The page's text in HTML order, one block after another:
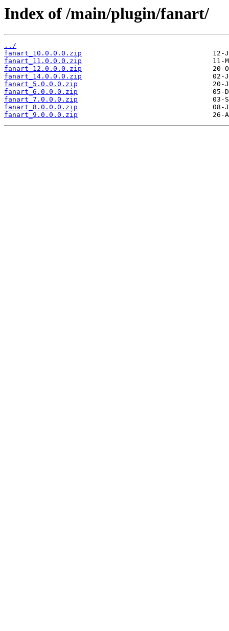
Index of /main/plugin/fanart/
../
fanart_10.0.0.0.zip
fanart_11.0.0.0.zip
fanart_12.0.0.0.zip
fanart_14.0.0.0.zip
fanart_5.0.0.0.zip
fanart_6.0.0.0.zip
fanart_7.0.0.0.zip
fanart_8.0.0.0.zip
fanart_9.0.0.0.zip